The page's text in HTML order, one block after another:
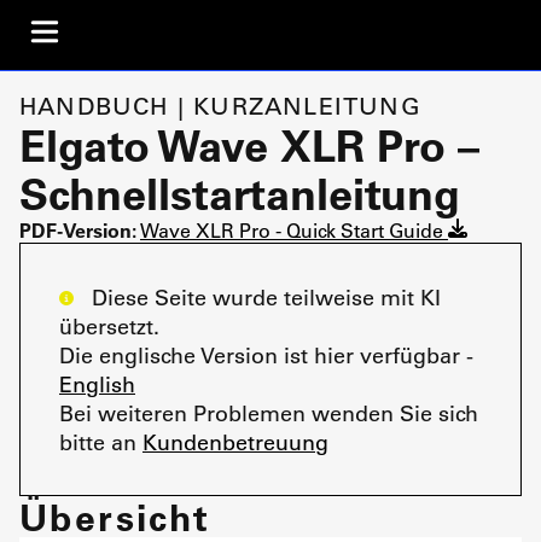
HANDBUCH | KURZANLEITUNG
Elgato Wave XLR Pro –
Schnellstartanleitung
PDF-Version:Wave XLR Pro - Quick Start Guide
Diese Seite wurde teilweise mit KI
übersetzt.
Die englische Version ist hier verfügbar -
English
Bei weiteren Problemen wenden Sie sich
bitte an Kundenbetreuung
Übersicht